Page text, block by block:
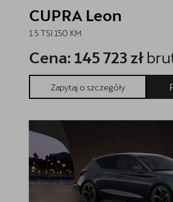
CUPRA Leon
1.5 TSI 150 KM
Cena: 145 723 zł
Zapytaj o szczegóły